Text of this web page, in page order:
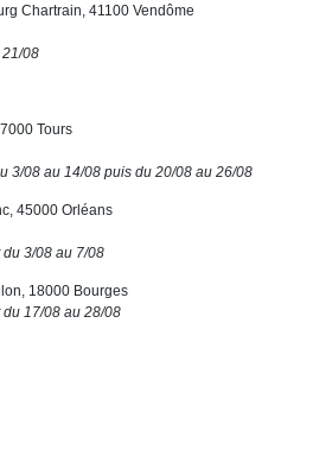
Chartrain, 41100 Vendôme
08
Tours
3/08 au 14/08 puis du 20/08 au 26/08
45000 Orléans
3/08 au 7/08
18000 Bourges
17/08 au 28/08